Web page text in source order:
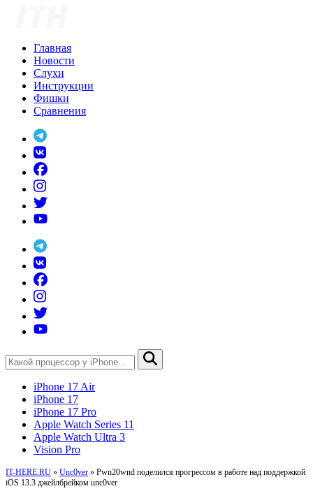
Главная
Новости
Слухи
Инструкции
Фишки
Сравнения
iPhone 17 Air
iPhone 17
iPhone 17 Pro
Apple Watch Series 11
Apple Watch Ultra 3
Vision Pro
IT-HERE.RU » Unc0ver » Pwn20wnd поделился прогрессом в работе над поддержкой
iOS 13.3 джейлбрейком unc0ver